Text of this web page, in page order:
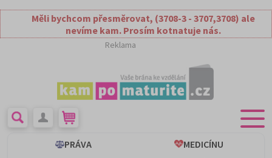
Měli bychcom přesměrovat, (3708-3 - 3707,3708) ale
nevíme kam. Prosím kotnatuje nás.
Reklama
PRÁVA
MEDICÍNU